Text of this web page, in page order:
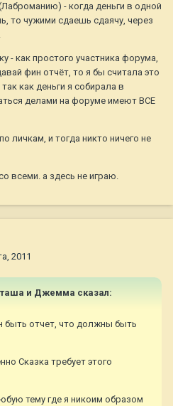
- когда деньги в одной
то чужими сдаешь сдаячу, через
- как простого участника форума,
фин отчёт, то я бы считала это
как деньги я собирала в
делами на форуме имеют ВСЕ
личкам, и тогда никто ничего не
всеми. а здесь не играю.
2011
и Джемма сказал:
быть отчет, что должны быть
Сказка требует этого
тему где я никоим образом